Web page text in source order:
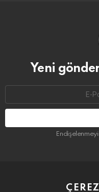
Yeni